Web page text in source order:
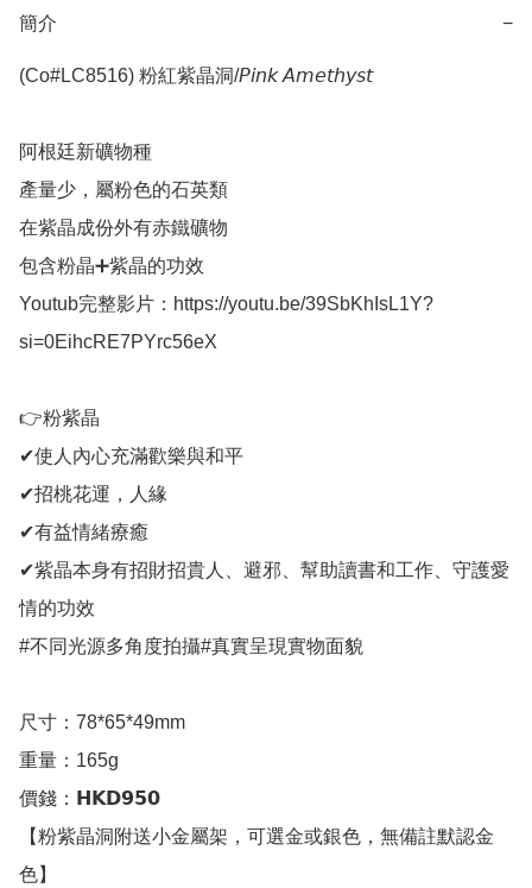
簡介 −
(Co#LC8516) 粉紅紫晶洞/𝘗𝘪𝘯𝘬 𝘈𝘮𝘦𝘵𝘩𝘺𝘴𝘵
阿根廷新礦物種
產量少，屬粉色的石英類
在紫晶成份外有赤鐵礦物
包含粉晶➕紫晶的功效
Youtub完整影片：https://youtu.be/39SbKhIsL1Y?
si=0EihcRE7PYrc56eX
👉粉紫晶
✔使人內心充滿歡樂與和平
✔招桃花運，人緣
✔有益情緒療癒
✔紫晶本身有招財招貴人、避邪、幫助讀書和工作、守護愛
情的功效
#不同光源多角度拍攝#真實呈現實物面貌
尺寸：78*65*49mm
重量：165g
價錢：𝗛𝗞𝗗𝟵𝟱𝟬
【粉紫晶洞附送小金屬架，可選金或銀色，無備註默認金
色】